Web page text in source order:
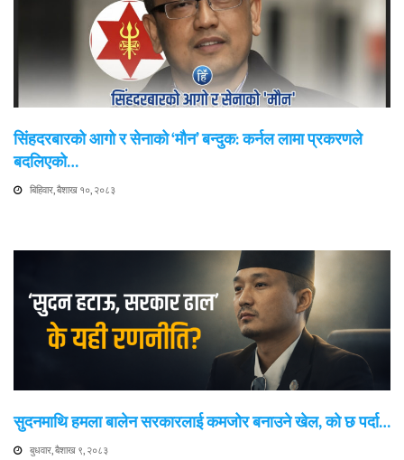
सिंहदरबारको आगो र सेनाको ‘मौन’ बन्दुक: कर्नल लामा प्रकरणले
बदलिएको…
बिहिवार, बैशाख १०, २०८३
सुदनमाथि हमला बालेन सरकारलाई कमजोर बनाउने खेल, को छ पर्दा…
बुधवार, बैशाख ९, २०८३